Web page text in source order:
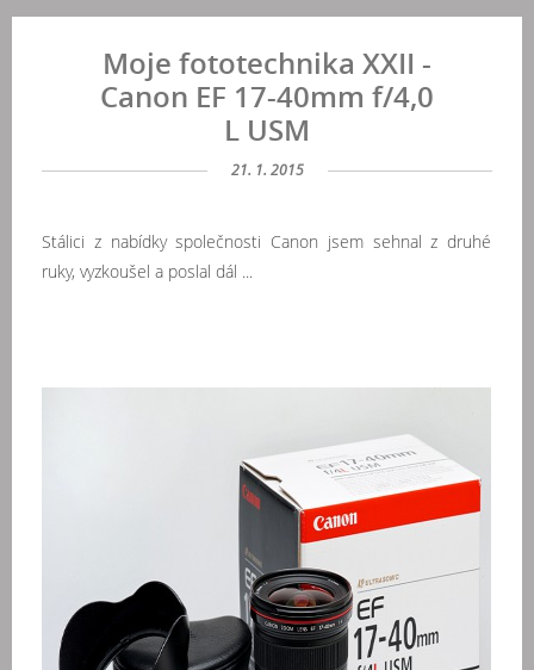
Moje fototechnika XXII -
Canon EF 17-40mm f/4,0
L USM
21. 1. 2015
Stálici z nabídky společnosti Canon jsem sehnal z druhé
ruky, vyzkoušel a poslal dál ...